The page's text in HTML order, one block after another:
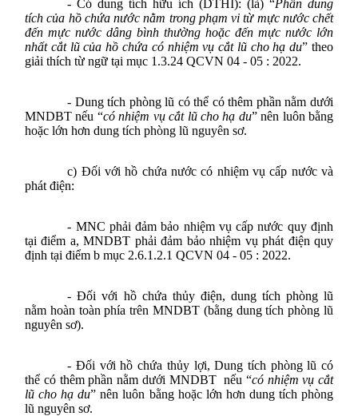
- Có dung tích hữu ích (DTHI): (là) “Phần dung
tích của hồ chứa nước nằm trong phạm vi từ mực nước chết
đến mực nước dâng bình thường hoặc đến mực nước lớn
nhất cắt lũ của hồ chứa có nhiệm vụ cắt lũ cho hạ du” theo
giải thích từ ngữ tại mục 1.3.24 QCVN 04 - 05 : 2022.
- Dung tích phòng lũ có thể có thêm phần nằm dưới
MNDBT nếu “có nhiệm vụ cắt lũ cho hạ du” nên luôn bằng
hoặc lớn hơn dung tích phòng lũ nguyên sơ.
c) Đối vớihồ chứa nước có nhiệm vụ cấp nước và
phát điện:
- MNC phải đảm bảo nhiệm vụ cấp nước quy định
tại điểm a, MNDBT phải đảm bảo nhiệm vụ phát điện quy
định tại điểm b mục 2.6.1.2.1 QCVN 04 - 05 : 2022.
- Đối với hồ chứa thủy điện, dung tích phòng lũ
nằm hoàn toàn phía trên MNDBT (bằng dung tích phòng lũ
nguyên sơ).
- Đối với hồ chứa thủy lợi, Dung tích phòng lũ có
thể có thêm phần nằm dưới MNDBT nếu “có nhiệm vụ cắt
lũ cho hạ du” nên luôn bằng hoặc lớn hơn dung tích phòng
lũ nguyên sơ.